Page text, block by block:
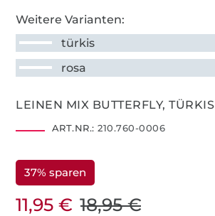
Weitere Varianten:
türkis
rosa
LEINEN MIX BUTTERFLY, TÜRKIS
ART.NR.: 210.760-0006
37% sparen
11,95 € 18,95 €